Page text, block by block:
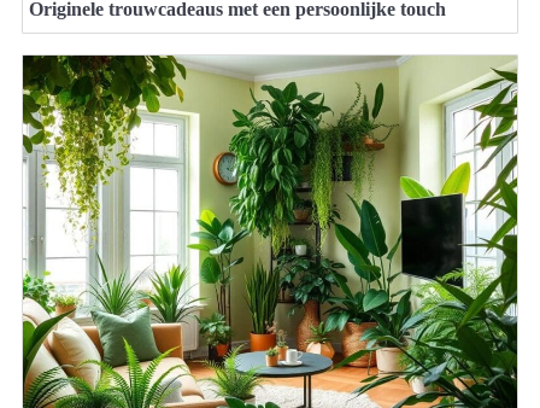
Originele trouwcadeaus met een persoonlijke touch